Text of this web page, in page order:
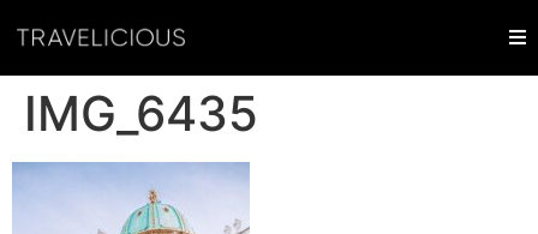
IMG_6435